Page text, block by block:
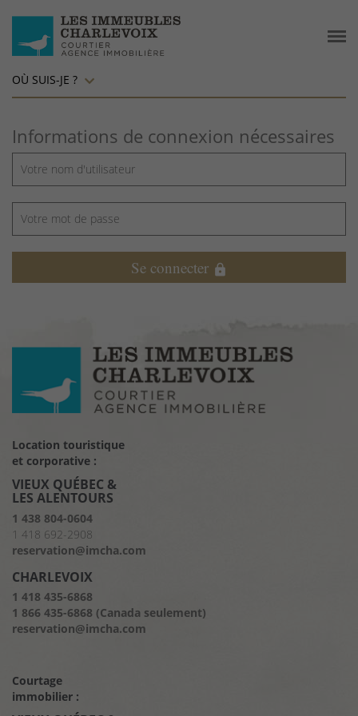
OÙ SUIS-JE ?
Informations de connexion nécessaires
Se connecter lock
Location touristique
et corporative :
VIEUX QUÉBEC &
LES ALENTOURS
1 438 804-0604
1 418 692-2908
reservation@imcha.com
CHARLEVOIX
1 418 435-6868
1 866 435-6868 (Canada seulement)
reservation@imcha.com
Courtage
immobilier :